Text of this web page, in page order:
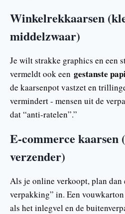
Winkelrekkaarsen
middelzwaar)
Je wilt strakke graphics en een
vermeldt ook een gestanste
de kaarsenpot vastzet en
vermindert - mensen uit de
dat “anti-ratelen”.”
E-commerce kaarsen
verzender)
Als je online verkoopt, plan dan
verpakking” in. Een
als het inlegvel en de